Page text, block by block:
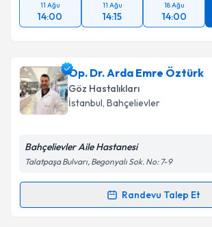
11 Ağu
14:00
11 Ağu
14:15
18 Ağu
14:00
Op. Dr. Arda Emre Öztürk
Göz Hastalıkları
İstanbul, Bahçelievler
Bahçelievler Aile Hastanesi
Talatpaşa Bulvarı, Begonyalı Sok. No: 7-9
Randevu Talep Et
Randevu Takvimi Talebi